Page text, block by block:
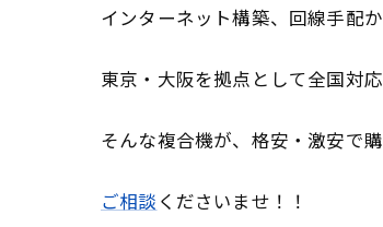
インターネット構築、回線手配
東京・大阪を拠点として全国対応
そんな複合機が、格安・激安で
ご相談 くださいませ！！